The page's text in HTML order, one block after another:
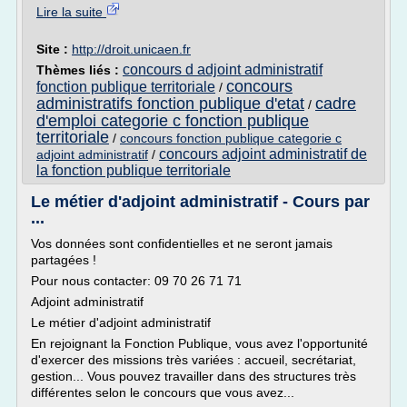
Lire la suite
Site : http://droit.unicaen.fr
Thèmes liés : concours d adjoint administratif
fonction publique territoriale / concours
administratifs fonction publique d'etat / cadre
d'emploi categorie c fonction publique
territoriale / concours fonction publique categorie c
adjoint administratif / concours adjoint administratif de
la fonction publique territoriale
Le métier d'adjoint administratif - Cours par
...
Vos données sont confidentielles et ne seront jamais
partagées !
Pour nous contacter: 09 70 26 71 71
Adjoint administratif
Le métier d'adjoint administratif
En rejoignant la Fonction Publique, vous avez l'opportunité
d'exercer des missions très variées : accueil, secrétariat,
gestion... Vous pouvez travailler dans des structures très
différentes selon le concours que vous avez...